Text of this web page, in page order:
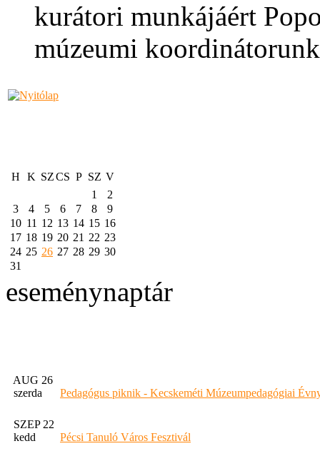
kurátori munkájáért
múzeumi
H K SZCS P SZ V
1
2
3
4 5 6 7 8
9
10 11 12 13 14 15 16
17 18 19 20 21 22 23
24 25 26 27 28 29 30
31
eseménynaptár
AUG 26
szerda
Pedagógus piknik - Kecskeméti Múzeumpedagógiai
SZEP 22
kedd
Pécsi Tanuló Város Fesztivál